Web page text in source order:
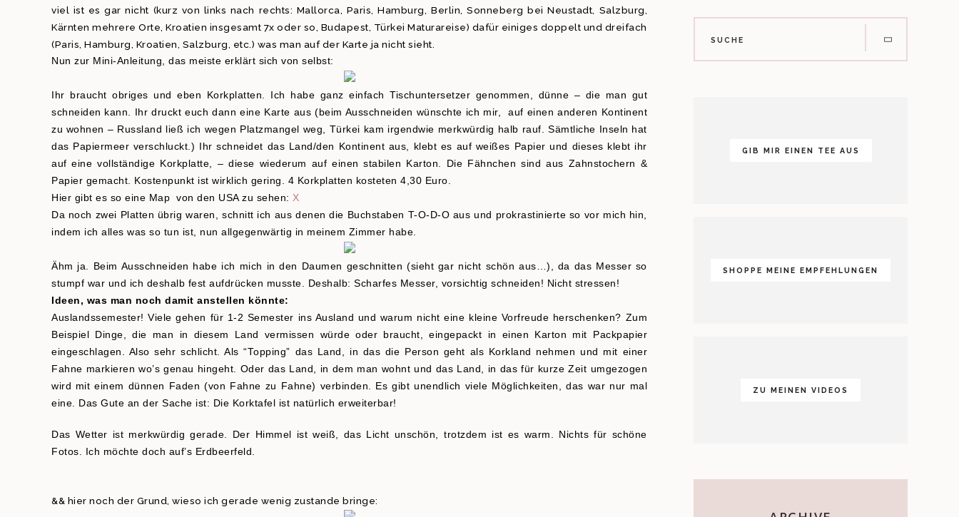
viel ist es gar nicht (kurz von links nach rechts: Mallorca, Paris, Hamburg, Berlin, Sonneberg bei Neustadt, Salzburg,
Kärnten mehrere Orte, Kroatien insgesamt 7x oder so, Budapest, Türkei Maturareise) dafür einiges doppelt und dreifach
(Paris, Hamburg, Kroatien, Salzburg, etc.) was man auf der Karte ja nicht sieht.
Nun zur Mini-Anleitung, das meiste erklärt sich von selbst:
Ihr braucht obriges und eben Korkplatten. Ich habe ganz einfach Tischuntersetzer genommen, dünne – die man gut
schneiden kann. Ihr druckt euch dann eine Karte aus (beim Ausschneiden wünschte ich mir, auf einen anderen Kontinent
zu wohnen – Russland ließ ich wegen Platzmangel weg, Türkei kam irgendwie merkwürdig halb rauf. Sämtliche Inseln hat
das Papiermeer verschluckt.) Ihr schneidet das Land/den Kontinent aus, klebt es auf weißes Papier und dieses klebt ihr
auf eine vollständige Korkplatte, – diese wiederum auf einen stabilen Karton. Die Fähnchen sind aus Zahnstochern &
Papier gemacht. Kostenpunkt ist wirklich gering. 4 Korkplatten kosteten 4,30 Euro.
Hier gibt es so eine Map von den USA zu sehen: X
Da noch zwei Platten übrig waren, schnitt ich aus denen die Buchstaben T-O-D-O aus und prokrastinierte so vor mich hin,
indem ich alles was so tun ist, nun allgegenwärtig in meinem Zimmer habe.
Ähm ja. Beim Ausschneiden habe ich mich in den Daumen geschnitten (sieht gar nicht schön aus…), da das Messer so
stumpf war und ich deshalb fest aufdrücken musste. Deshalb: Scharfes Messer, vorsichtig schneiden! Nicht stressen!
Ideen, was man noch damit anstellen könnte:
Auslandssemester! Viele gehen für 1-2 Semester ins Ausland und warum nicht eine kleine Vorfreude herschenken? Zum
Beispiel Dinge, die man in diesem Land vermissen würde oder braucht, eingepackt in einen Karton mit Packpapier
eingeschlagen. Also sehr schlicht. Als “Topping” das Land, in das die Person geht als Korkland nehmen und mit einer
Fahne markieren wo’s genau hingeht. Oder das Land, in dem man wohnt und das Land, in das für kurze Zeit umgezogen
wird mit einem dünnen Faden (von Fahne zu Fahne) verbinden. Es gibt unendlich viele Möglichkeiten, das war nur mal
eine. Das Gute an der Sache ist: Die Korktafel ist natürlich erweiterbar!
Das Wetter ist merkwürdig gerade. Der Himmel ist weiß, das Licht unschön, trotzdem ist es warm. Nichts für schöne
Fotos. Ich möchte doch auf’s Erdbeerfeld.
&& hier noch der Grund, wieso ich gerade wenig zustande bringe:
GIB MIR EINEN TEE AUS
SHOPPE MEINE EMPFEHLUNGEN
ZU MEINEN VIDEOS